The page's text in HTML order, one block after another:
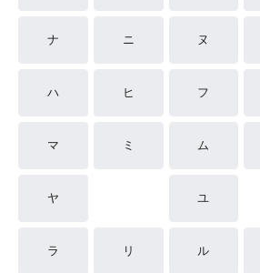
ナ ニ ヌ
ハ ヒ フ
マ ミ ム
ヤ ユ
ラ リ ル